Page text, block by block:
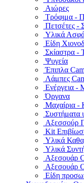
Αιώρες
Τρόφιμα -
Πετσέτες -
Υλικά
Είδη
Σκίαστρα -
Ψυγεία
Έπιπλα
Λάμπες
Ενέργεια -
Όργανα
Μαχαίρια -
Συστήματα
Αξεσσούρ
Kit
Υλικά
Υλικά
Αξεσουάρ
Αξεσουάρ
Είδη